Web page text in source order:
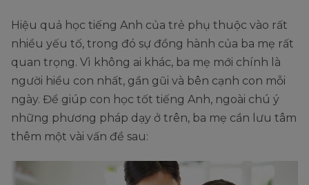
Hiệu quả học tiếng Anh của trẻ phụ thuộc vào rất
nhiều yếu tố, trong đó sự đồng hành của ba mẹ rất
quan trọng. Vì không ai khác, ba mẹ mới chính là
người hiểu con nhất, gần gũi và bên cạnh con mỗi
ngày. Để giúp con học tốt tiếng Anh, ngoài chú ý
những phương pháp dạy ở trên, ba mẹ cần lưu tâm
thêm một vài vấn đề sau: